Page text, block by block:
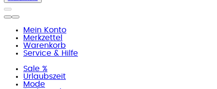
Mein Konto
Merkzettel
Warenkorb
Service & Hilfe
Sale %
Urlaubszeit
Mode